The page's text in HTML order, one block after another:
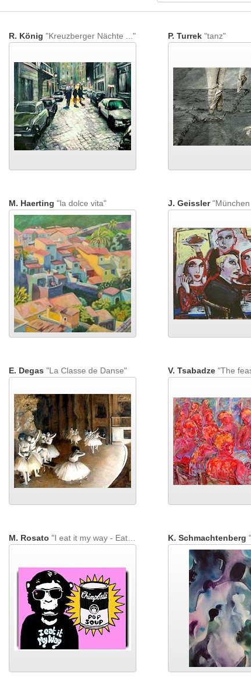
R. König "Kreuzberger Nächte ..." P. Turrek"tanz"
M. Haerting "la dolce vita" J. Geissler"München
E. Degas "La Classe de Danse" V. Tsabadze"The
M. Rosato "I eat it my way - Eat more art!" K. Schmachtenberg